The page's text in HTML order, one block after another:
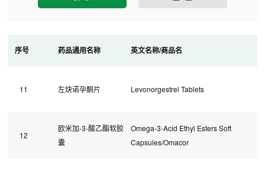
序号 药品通用名称 英文名称/商品名
11 左炔诺孕酮片 Levonorgestrel Tablets
12
欧米加-3-酸乙酯软胶
囊
Omega-3-Acid Ethyl Esters Soft
Capsules/Omacor